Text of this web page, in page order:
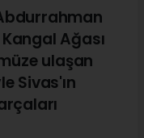
Ağası
ulaşan
Sivas'ın